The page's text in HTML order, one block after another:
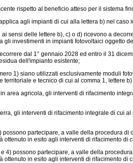
rispetto al beneficio atteso per il sistema
agli impianti di cui alla lettera b) nel
delle lettere b), c) o d) ricevono a
gli investimenti in impianti fotovoltaici oggetto
dal 1° gennaio 2028 ed entro il 31
dell'impianto esistente;
1) siano utilizzati esclusivamente moduli
territoriale e tecnico di cui al comma 1, lettere
agricola, gli interventi di rifacimento
gli interventi di rifacimento integrale di cui
partecipare, a valle della procedura di
in esito agli interventi di rifacimento di
possono partecipare, a valle della
in esito agli interventi di rifacimento di